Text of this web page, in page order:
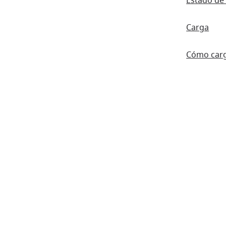
Carga
Cómo